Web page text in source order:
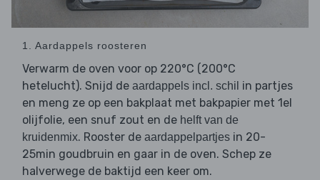
1. Aardappels roosteren
Verwarm de oven voor op 220°C (200°C
hetelucht). Snijd de aardappels incl. schil in partjes
en meng ze op een bakplaat met bakpapier met 1el
olijfolie, een snuf zout en de helft van de
kruidenmix. Rooster de aardappelpartjes in 20-
25min goudbruin en gaar in de oven. Schep ze
halverwege de baktijd een keer om.